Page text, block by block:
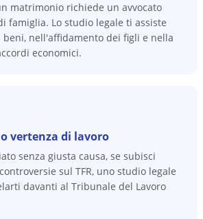
matrimonio richiede un avvocato
famiglia. Lo studio legale ti assiste
nell'affidamento dei figli e nella
economici.
vertenza di lavoro
senza giusta causa, se subisci
sul TFR, uno studio legale
davanti al Tribunale del Lavoro